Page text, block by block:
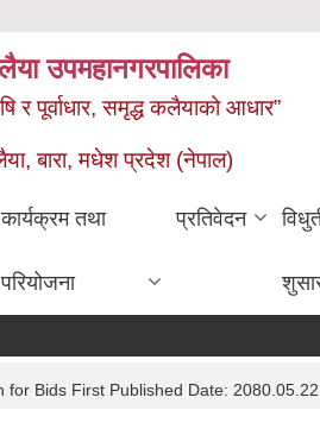
उपमहानगरपालिका
र पूर्वाधार, समृद्ध कलैयाको आधार”
बारा, मधेश प्रदेश (नेपाल)
कार्यक्रम तथा
परियोजना
प्रतिवेदन
for Bids First Published Date: 2080.05.22